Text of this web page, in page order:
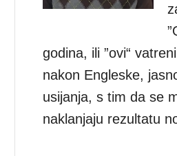
godina, ili ”ovi“
nakon Engleske,
usijanja, s tim da se
naklanjaju rezultatu